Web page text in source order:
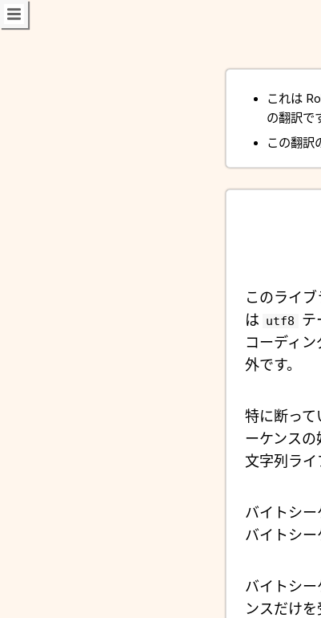
これは
の翻訳で
この翻訳
このライ
は utf8
テ
コーディ
外です。
特に断って
ーケンス
文字列ライ
バイトシ
バイトシー
バイトシ
ンスだけ